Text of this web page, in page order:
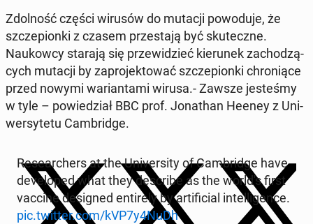
Zdol­ność części wirusów do mutacji powodu­je, że
szczepi­on­ki z czasem przes­ta­ją być skuteczne.
Naukow­cy starają się przewidzieć kierunek za­chodzą­
cych mutacji by za­pro­jek­tować szczepi­on­ki chroniące
przed nowymi wari­anta­mi wirusa.- Zawsze jesteśmy
w tyle – powiedzi­ał BBC prof. Jonathan Heeney z Uni­
w­er­syte­tu Cam­bridge.
Re­searchers at the Uni­ver­si­ty of Cam­bridge have
de­vel­oped what they de­scribe as the world's first
vaccine de­signed en­tire­ly by ar­ti­fi­cial in­tel­li­gence.
pic.twitter.com/kVP7y4NuDh